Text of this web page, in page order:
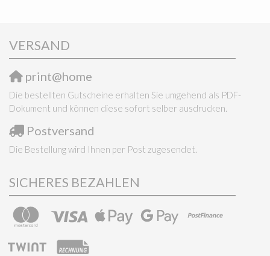
VERSAND
print@home
Die bestellten Gutscheine erhalten Sie umgehend als PDF-
Dokument und können diese sofort selber ausdrucken.
Postversand
Die Bestellung wird Ihnen per Post zugesendet.
SICHERES BEZAHLEN